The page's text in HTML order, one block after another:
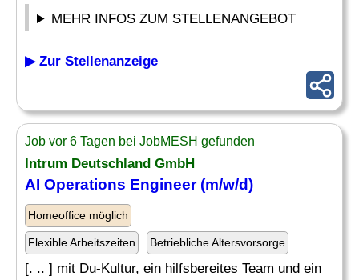
MEHR INFOS ZUM STELLENANGEBOT
▶ Zur Stellenanzeige
Job vor 6 Tagen bei JobMESH gefunden
Intrum Deutschland GmbH
AI Operations Engineer(m/w/d)
Homeoffice möglich
Flexible Arbeitszeiten Betriebliche Altersvorsorge
[. .. ] mit Du-Kultur, ein hilfsbereites Team und ein